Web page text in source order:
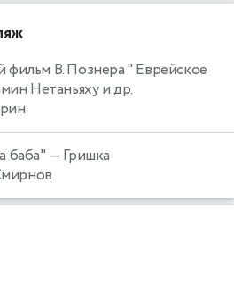
В. Познера " Еврейское
Нетаньяху и др.
баба" — Гришка